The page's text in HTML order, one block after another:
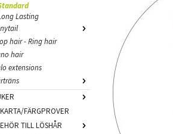
Lasting
hair - Ring hair
hair
extensions
FÄRGPROVER
TILL LÖSHÅR